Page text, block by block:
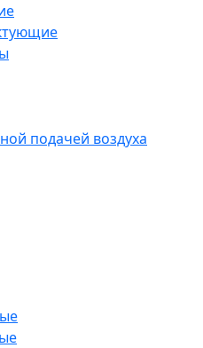
подачей воздуха